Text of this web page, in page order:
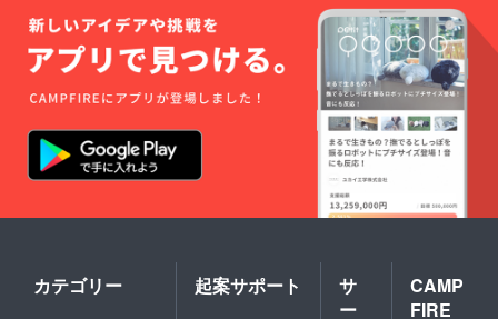
カテゴリー 起案サポート
サ
ー
CAMP
FIRE